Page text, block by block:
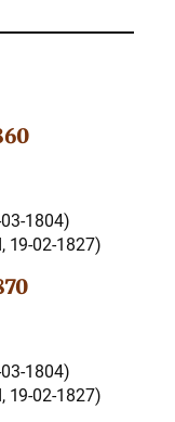
1804)
19-02-1827)
1804)
19-02-1827)